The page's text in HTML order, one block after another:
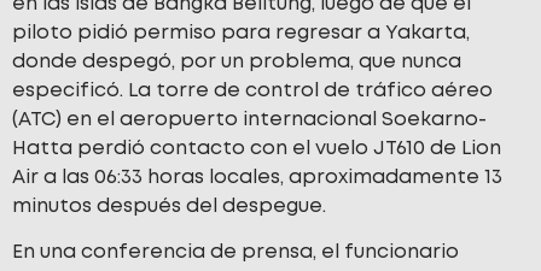
en las islas de Bangka Belitung, luego de que el
piloto pidió permiso para regresar a Yakarta,
donde despegó, por un problema, que nunca
especificó. La torre de control de tráfico aéreo
(ATC) en el aeropuerto internacional Soekarno-
Hatta perdió contacto con el vuelo JT610 de Lion
Air a las 06:33 horas locales, aproximadamente 13
minutos después del despegue.
En una conferencia de prensa, el funcionario